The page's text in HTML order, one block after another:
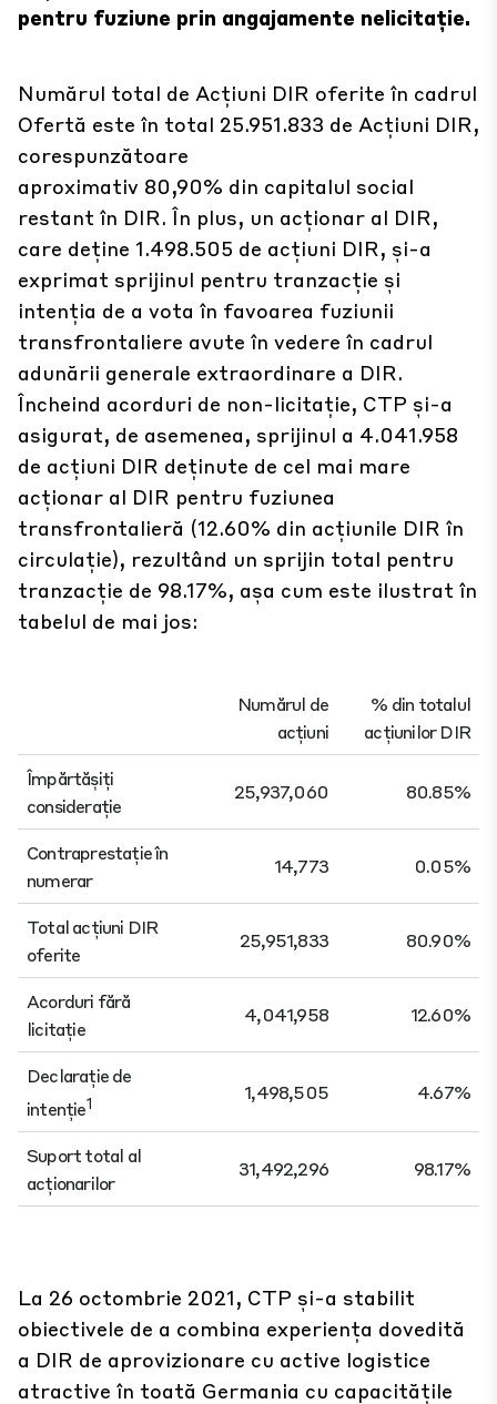
pentru fuziune prin angajamente nelicitație.
Numărul total de Acțiuni DIR oferite în cadrul
Ofertă este în total 25.951.833 de Acțiuni DIR,
corespunzătoare
aproximativ 80,90% din capitalul social
restant în DIR. În plus, un acționar al DIR,
care deține 1.498.505 de acțiuni DIR, și-a
exprimat sprijinul pentru tranzacție și
intenția de a vota în favoarea fuziunii
transfrontaliere avute în vedere în cadrul
adunării generale extraordinare a DIR.
Încheind acorduri de non-licitație, CTP și-a
asigurat, de asemenea, sprijinul a 4.041.958
de acțiuni DIR deținute de cel mai mare
acționar al DIR pentru fuziunea
transfrontalieră (12.60% din acțiunile DIR în
circulație), rezultând un sprijin total pentru
tranzacție de 98.17%, așa cum este ilustrat în
tabelul de mai jos:
Numărul de
acțiuni
% din totalul
acțiunilor DIR
Împărtășiți
considerație
25,937,060 80.85%
Contraprestație în
numerar
14,773 0.05%
Total acțiuni DIR
oferite
25,951,833 80.90%
Acorduri fără
licitație
4,041,958 12.60%
Declarație de
intenție1 1,498,505 4.67%
Suport total al
acționarilor
31,492,296 98.17%
La 26 octombrie 2021, CTP și-a stabilit
obiectivele de a combina experiența dovedită
a DIR de aprovizionare cu active logistice
atractive în toată Germania cu capacitățile